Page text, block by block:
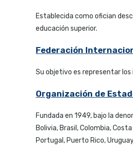
Establecida como ofician
educación superior.
Federación
Su objetivo es representar
Organización de
Fundada en 1949, bajo la
Bolivia, Brasil, Colombia,
Portugal, Puerto Rico,